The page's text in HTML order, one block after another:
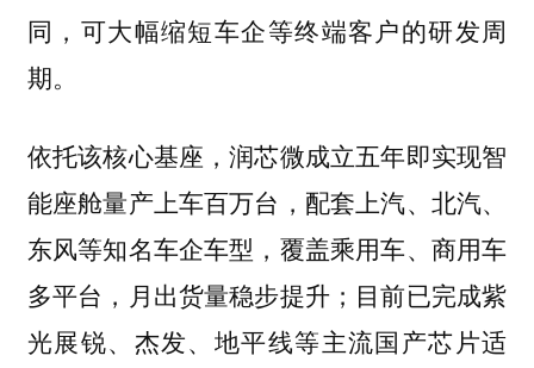
同，可大幅缩短车企等终端客户的研发周
期。
依托该核心基座，润芯微成立五年即实现智
能座舱量产上车百万台，配套上汽、北汽、
东风等知名车企车型，覆盖乘用车、商用车
多平台，月出货量稳步提升；目前已完成紫
光展锐、杰发、地平线等主流国产芯片适